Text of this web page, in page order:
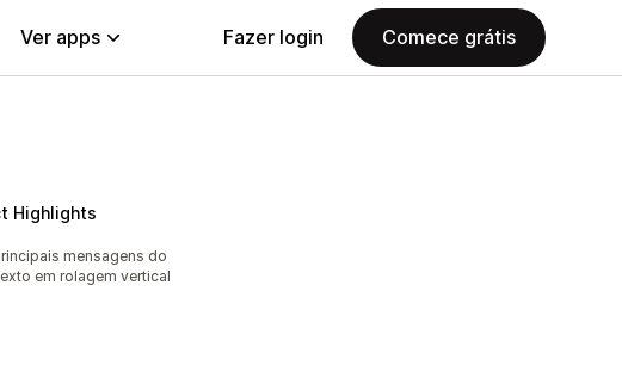
Ver apps Fazer login Comece grátis
Highlights
mensagens do
em rolagem vertical